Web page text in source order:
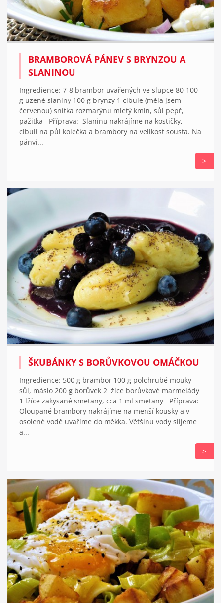
BRAMBOROVÁ PÁNEV S BRYNZOU A
SLANINOU
Ingredience: 7-8 brambor uvařených ve slupce 80-100
g uzené slaniny 100 g brynzy 1 cibule (měla jsem
červenou) snítka rozmarýnu mletý kmín, sůl pepř,
pažitka Příprava: Slaninu nakrájíme na kostičky,
cibuli na půl kolečka a brambory na velikost sousta. Na
pánvi...
>
ŠKUBÁNKY S BORŮVKOVOU OMÁČKOU
Ingredience: 500 g brambor 100 g polohrubé mouky
sůl, máslo 200 g borůvek 2 lžíce borůvkové marmelády
1 lžíce zakysané smetany, cca 1 ml smetany Příprava:
Oloupané brambory nakrájíme na menší kousky a v
osolené vodě uvaříme do měkka. Většinu vody slijeme
a...
>